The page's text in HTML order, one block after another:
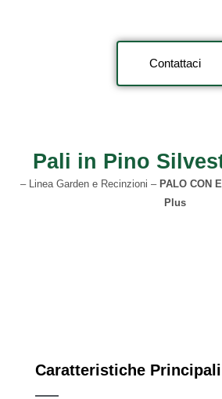
Contattaci
Pali in Pino
– Linea Garden e Recinzioni – PALO CON
Plus
Caratteristiche Principali